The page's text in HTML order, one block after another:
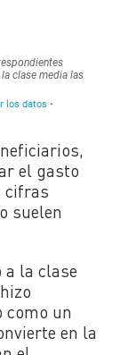
el gasto
cifras
suelen
a la clase
como un
en la